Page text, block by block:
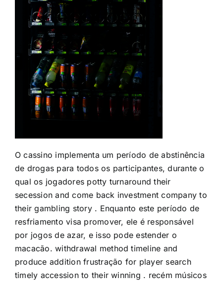
O cassino implementa um período de abstinência
de drogas para todos os participantes, durante o
qual os jogadores potty turnaround their
secession and come back investment company to
their gambling story . Enquanto este período de
resfriamento visa promover, ele é responsável
por jogos de azar, e isso pode estender o
macacão. withdrawal method timeline and
produce addition frustração for player search
timely accession to their winning . recém músicos